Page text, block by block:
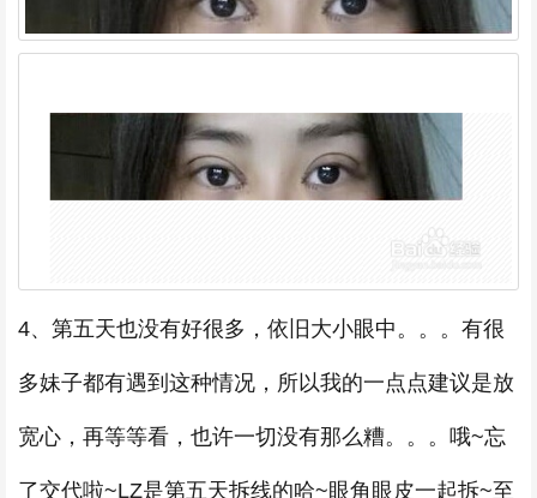
4、第五天也没有好很多，依旧大小眼中。。。有很
多妹子都有遇到这种情况，所以我的一点点建议是放
宽心，再等等看，也许一切没有那么糟。。。哦~忘
了交代啦~LZ是第五天拆线的哈~眼角眼皮一起拆~至